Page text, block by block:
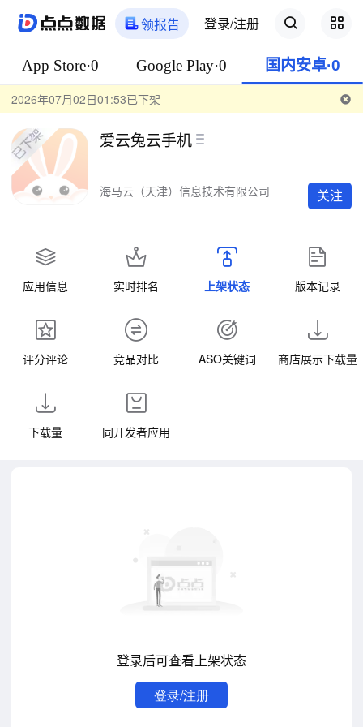
领报告 登录/注册
App Store·0 Google Play·0 国内安卓·0
2026年07月02日01:53已下架
爱云兔云手机
海马云（天津）信息技术有限公司 关注
应用信息 实时排名 上架状态 版本记录
评分评论 竞品对比 ASO关键词 商店展示下载量
下载量 同开发者应用
登录后可查看上架状态
登录/注册